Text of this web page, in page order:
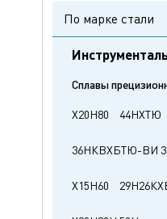
По марке стали
Сплавы
Х20Н80 44НХТЮ
36НКВХБТЮ-ВИ
Х15Н60